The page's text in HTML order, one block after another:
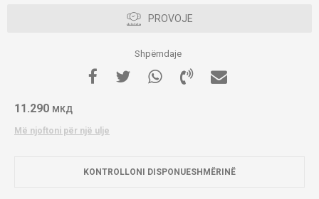
PROVOJE
Shpërndaje
11.290 МКД
Më njoftoni për një ulje
KONTROLLONI DISPONUESHMËRINË